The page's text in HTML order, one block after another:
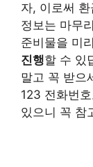
자, 이로써
정보는 마무
준비물을 미
진행할 수 있
말고 꼭 받으
123 전화번
있으니 꼭 참